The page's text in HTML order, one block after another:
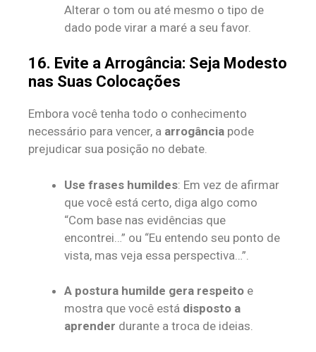
Alterar o tom ou até mesmo o tipo de
dado pode virar a maré a seu favor.
16. Evite a Arrogância: Seja Modesto
nas Suas Colocações
Embora você tenha todo o conhecimento
necessário para vencer, a arrogância pode
prejudicar sua posição no debate.
Use frases humildes: Em vez de afirmar
que você está certo, diga algo como
“Com base nas evidências que
encontrei…” ou “Eu entendo seu ponto de
vista, mas veja essa perspectiva…”.
A postura humilde gera respeito e
mostra que você está disposto a
aprender durante a troca de ideias.